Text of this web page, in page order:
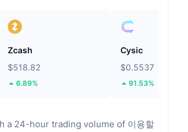
Zcash
$518.82
6.89%
Cysic
$0.5537
91.53%
a 24-hour trading volume of 이용할